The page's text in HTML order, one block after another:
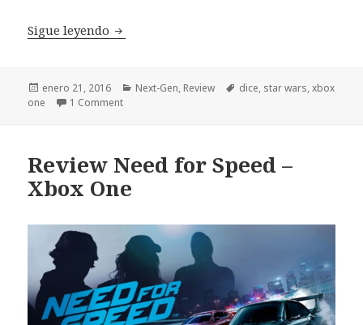
Sigue leyendo Review Star Wars Battlefront Xbox One
Publicado
el
enero 21, 2016 Categorías
Next-Gen, Review Etiquetas
dice, star wars,xbox
one
1 Comment
Review Need for Speed –
Xbox One